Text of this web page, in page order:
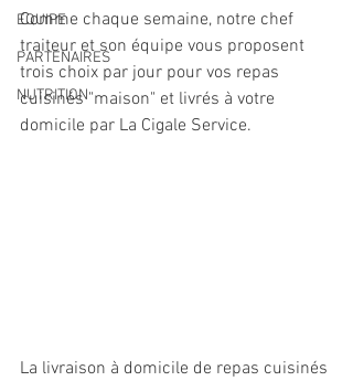
EQUIPE
PARTENAIRES
NUTRITION
Comme chaque semaine, notre chef
traiteur et son équipe vous proposent
trois choix par jour pour vos repas
cuisinés "maison" et livrés à votre
domicile par La Cigale Service.
La livraison à domicile de repas cuisinés